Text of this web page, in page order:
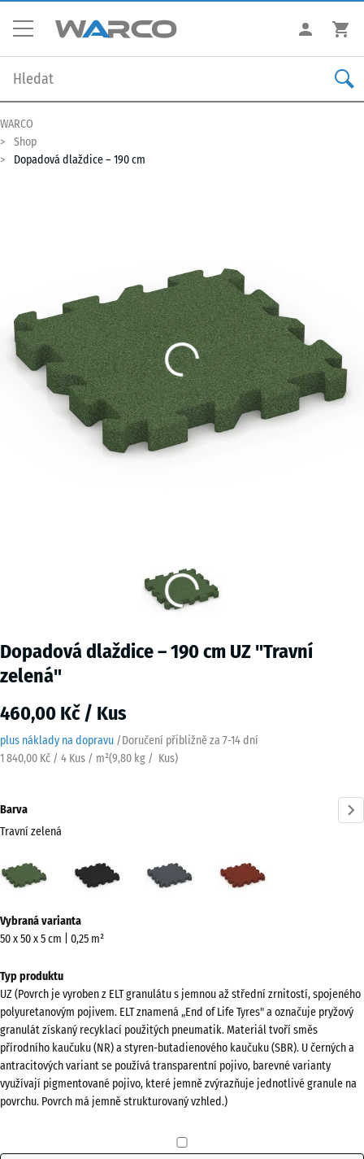
WARCO
Shop
Dopadová dlaždice – 190 cm
Dopadová dlaždice – 190 cm UZ "Travní
zelená"
460,00 Kč / Kus
plus náklady na dopravu /Doručení přibližně za 7-14 dní
1 840,00 Kč / 4 Kus / m²(9,80 kg / Kus)
Barva
Travní zelená
zelená
Břidlicová
informací
o
Zobrazit
paletu
barev
Travní
zelená(active)
Antracit - 26,00 Kč
Vybraná varianta
50 x 50 x 5 cm | 0,25 m²
Typ produktu
UZ (Povrch je vyroben z ELT granulátu s jemnou až střední zrnitostí, spojeného
polyuretanovým pojivem. ELT znamená „End of Life Tyres" a označuje pryžový
granulát získaný recyklací použitých pneumatik. Materiál tvoří směs
přírodního kaučuku (NR) a styren-butadienového kaučuku (SBR). U černých a
antracitových variant se používá transparentní pojivo, barevné varianty
využívají pigmentované pojivo, které jemně zvýrazňuje jednotlivé granule na
povrchu. Povrch má jemně strukturovaný vzhled.)